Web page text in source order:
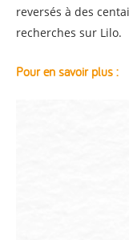
reversés à des
recherches sur Lilo.
Pour en savoir plus :